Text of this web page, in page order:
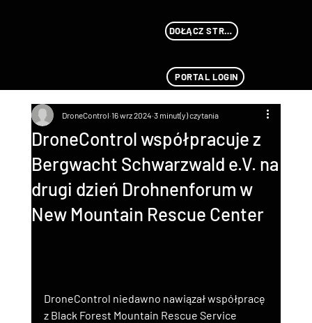
DOŁĄCZ STREAMU
PORTAL LOGIN
DroneControl współpracuje z
Bergwacht Schwarzwald e.V. na
drugi dzień Drohnenforum w
New Mountain Rescue Center
DroneControl 16 wrz 2024 3 minut(y) czytania
DroneControl niedawno nawiązał współpracę
z Black Forest Mountain Rescue Service